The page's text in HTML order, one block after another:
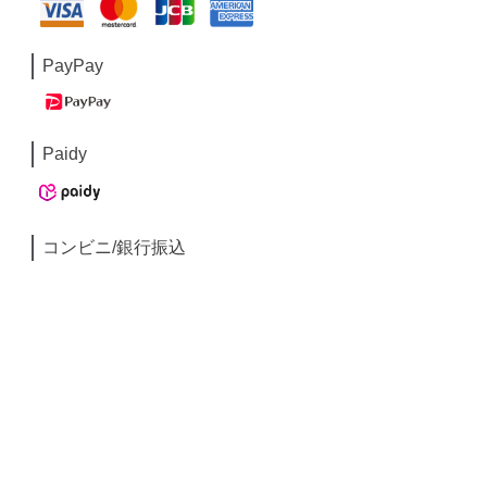
PayPay
Paidy
コンビニ/銀行振込